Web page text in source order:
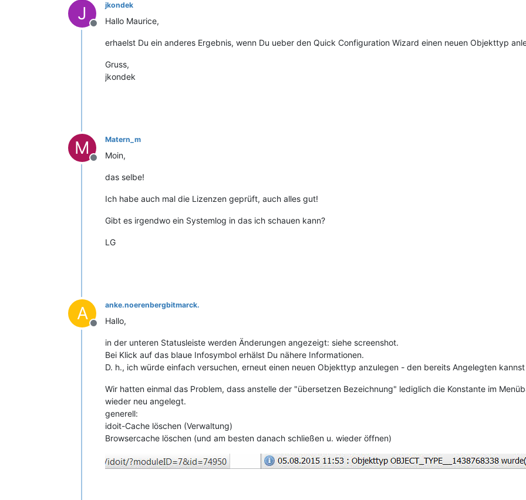
J
Offline
jkondek
Hallo Maurice,
erhaelst Du ein anderes Ergebnis, wenn Du ueber den Quick Configuration Wizard einen neuen Objekttyp
Gruss,
jkondek
M
Offline
Matern_m
Moin,
das selbe!
Ich habe auch mal die Lizenzen geprüft, auch alles gut!
Gibt es irgendwo ein Systemlog in das ich schauen kann?
LG
A
Offline
anke.noerenbergbitmarck.
Hallo,
in der unteren Statusleiste werden Änderungen angezeigt: siehe screenshot.
Bei Klick auf das blaue Infosymbol erhälst Du nähere Informationen.
D. h., ich würde einfach versuchen, erneut einen neuen Objekttyp anzulegen - den bereits Angelegten
Wir hatten einmal das Problem, dass anstelle der "übersetzen Bezeichnung" lediglich die Konstante im
wieder neu angelegt.
generell:
idoit-Cache löschen (Verwaltung)
Browsercache löschen (und am besten danach schließen u. wieder öffnen)